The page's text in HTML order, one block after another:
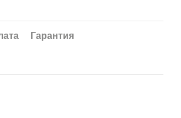
Гарантия